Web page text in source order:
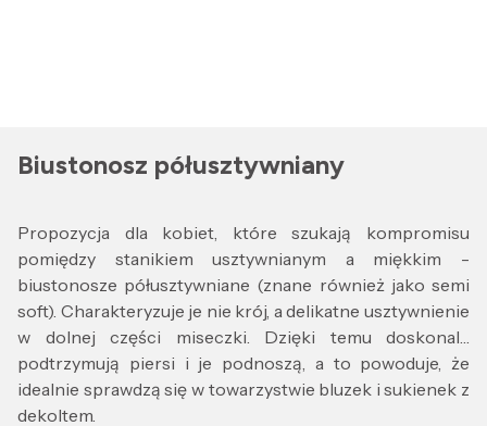
Biustonosz półusztywniany
Propozycja dla kobiet, które szukają kompromisu
pomiędzy stanikiem usztywnianym a miękkim -
biustonosze półusztywniane (znane również jako semi
soft). Charakteryzuje je nie krój, a delikatne usztywnienie
w dolnej części miseczki. Dzięki temu doskonale
podtrzymują piersi i je podnoszą, a to powoduje, że
idealnie sprawdzą się w towarzystwie bluzek i sukienek z
dekoltem.